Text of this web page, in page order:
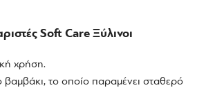
Soft Care Ξύλινοι
χρήση.
το οποίο παραμένει σταθερό